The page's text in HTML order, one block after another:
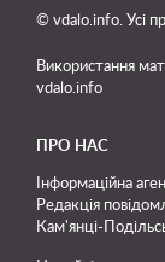
© vdalo.info. Усі
Використання
vdalo.info
ПРО НАС
Інформаційна
Редакція
Кам'янці-